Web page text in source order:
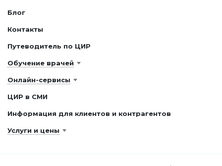
Блог
Контакты
Путеводитель по ЦИР
Обучение врачей
Онлайн-сервисы
ЦИР в СМИ
Информация для клиентов и контрагентов
Услуги и цены